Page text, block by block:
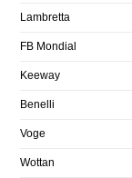
Lambretta
FB Mondial
Keeway
Benelli
Voge
Wottan